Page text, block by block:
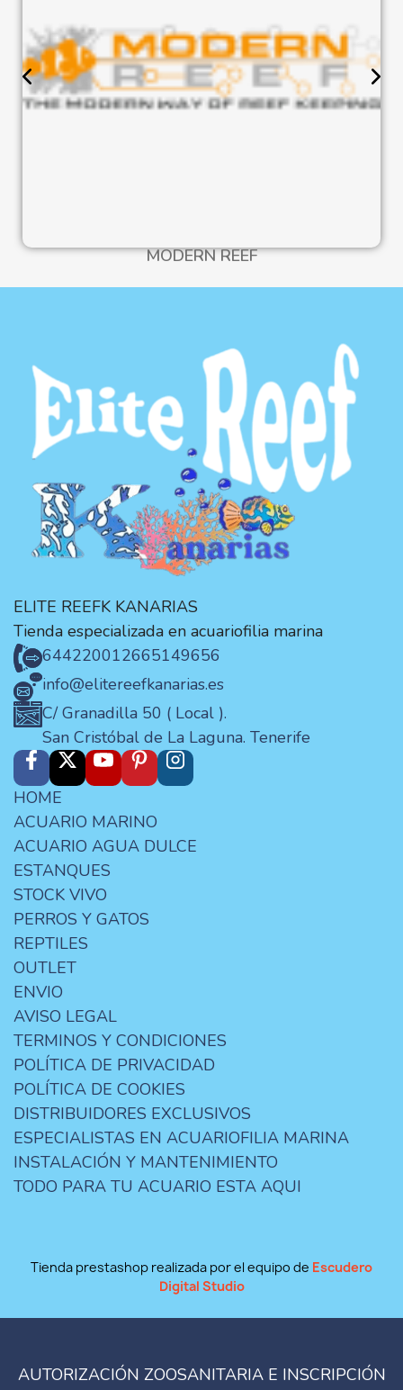
MODERN REEF
ELITE REEFK KANARIAS
Tienda especializada en acuariofilia marina
644220012665149656
info@elitereefkanarias.es
C/ Granadilla 50 ( Local ).
San Cristóbal de La Laguna. Tenerife
HOME
ACUARIO MARINO
ACUARIO AGUA DULCE
ESTANQUES
STOCK VIVO
PERROS Y GATOS
REPTILES
OUTLET
ENVIO
AVISO LEGAL
TERMINOS Y CONDICIONES
POLÍTICA DE PRIVACIDAD
POLÍTICA DE COOKIES
DISTRIBUIDORES EXCLUSIVOS
ESPECIALISTAS EN ACUARIOFILIA MARINA
INSTALACIÓN Y MANTENIMIENTO
TODO PARA TU ACUARIO ESTA AQUI
Tienda prestashop realizada por el equipo de Escudero
Digital Studio
AUTORIZACIÓN ZOOSANITARIA E INSCRIPCIÓN